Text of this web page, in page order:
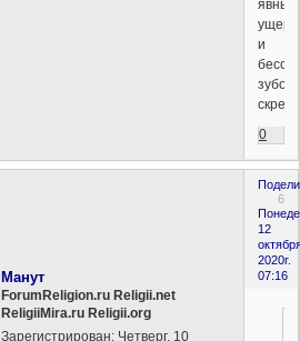
явный
ущерб
и
0
6
12
2020г.
07:16
Манут
ForumReligion.ru Religii.net
ReligiiMira.ru Religii.org
Зарегистрирован: Четверг, 10